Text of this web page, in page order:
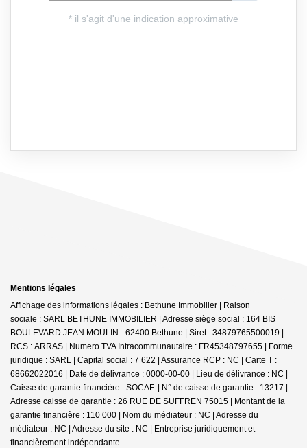
Mentions légales
Affichage des informations légales : Bethune Immobilier | Raison
sociale : SARL BETHUNE IMMOBILIER | Adresse siège social : 164 BIS
BOULEVARD JEAN MOULIN - 62400 Bethune | Siret : 34879765500019 |
RCS : ARRAS | Numero TVA Intracommunautaire : FR45348797655 | Forme
juridique : SARL | Capital social : 7 622 | Assurance RCP : NC | Carte T :
68662022016 | Date de délivrance : 0000-00-00 | Lieu de délivrance : NC |
Caisse de garantie financière : SOCAF. | N° de caisse de garantie : 13217 |
Adresse caisse de garantie : 26 RUE DE SUFFREN 75015 | Montant de la
garantie financière : 110 000 | Nom du médiateur : NC | Adresse du
médiateur : NC | Adresse du site : NC | Entreprise juridiquement et
financièrement indépendante